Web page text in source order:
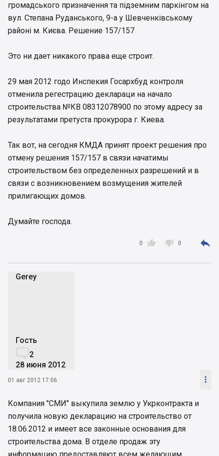
громадського призначення та підземним паркінгом на
вул. Степана Руданського, 9-а у Шевченківському
районі м. Києва. Решение 157/157
Это ни дает никакого права еще строит.
29 мая 2012 годо Инспекия Госархбуд контроля
отменила регестрацию деклараци на начало
строительства №КВ 08312078900 по этому адресу за
результатами претуста прокурора г. Киева.
Так вот, на сегодня КМДА принят проект решения про
отмену решения 157/157 в связи начатимы
строительством без определенных разрешений и в
связи с возникновением возмущения жителей
прилигающих домов.
Думайте господа.

0  0 
Gerey
Гость
2
28 июня 2012
01 авг 2012 17:06 
Компания "СМИ" выкупила землю у Укрконтракта и
получила новую декларацию на строительство от
18.06.2012 и имеет все законные основания для
строительства дома. В отделе продаж эту